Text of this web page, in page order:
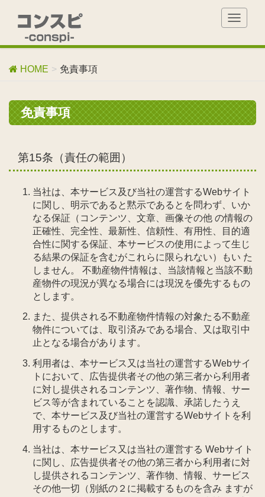
T
g
a
v
i
o
n
HOME 免責事項
免責事項
第15条（責任の範囲）
当社は、本サービス及び当社の運営するWebサイト
に関し、明示であると黙示であるとを問わず、いか
なる保証（コンテンツ、文章、画像その他 の情報の
正確性、完全性、最新性、信頼性、有用性、目的適
合性に関する保証、本サービスの使用によって生じ
る結果の保証を含むがこれらに限られない）もい た
しません。 不動産物件情報は、当該情報と当該不動
産物件の現況が異なる場合には現況を優先するもの
とします。
また、提供される不動産物件情報の対象たる不動産
物件については、取引済みである場合、又は取引中
止となる場合があります。
利用者は、本サービス又は当社の運営するWebサイ
トにおいて、広告提供者その他の第三者から利用者
に対し提供されるコンテンツ、著作物、情報、サー
ビス等が含まれていることを認識、承諾したうえ
で、本サービス及び当社の運営するWebサイトを利
用するものとします。
当社は、本サービス又は当社の運営する Webサイト
に関し、広告提供者その他の第三者から利用者に対
し提供されるコンテンツ、著作物、情報、サービス
その他一切（別紙の２に掲載するものを含み ますが